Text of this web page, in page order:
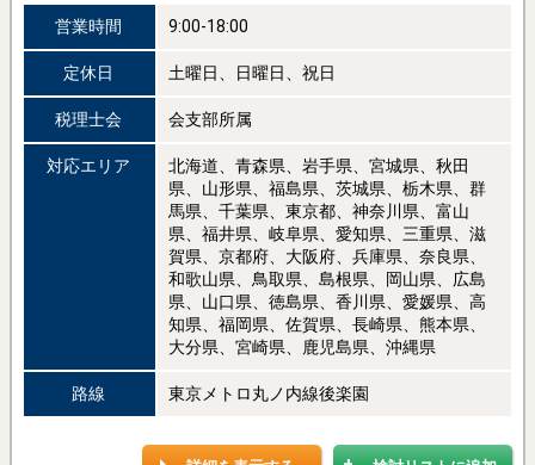
営業時間 9:00-18:00
定休日 土曜日、日曜日、祝日
税理士会 会支部所属
対応エリア
北海道、青森県、岩手県、宮城県、秋田
県、山形県、福島県、茨城県、栃木県、群
馬県、千葉県、東京都、神奈川県、富山
県、福井県、岐阜県、愛知県、三重県、滋
賀県、京都府、大阪府、兵庫県、奈良県、
和歌山県、鳥取県、島根県、岡山県、広島
県、山口県、徳島県、香川県、愛媛県、高
知県、福岡県、佐賀県、長崎県、熊本県、
大分県、宮崎県、鹿児島県、沖縄県
路線 東京メトロ丸ノ内線後楽園